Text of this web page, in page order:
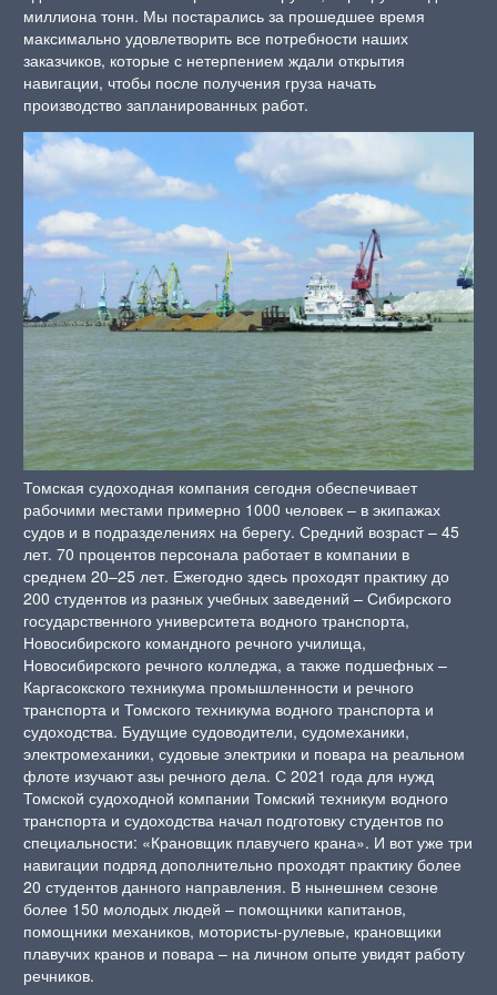
миллиона тонн. Мы постарались за прошедшее время
максимально удовлетворить все потребности наших
заказчиков, которые с нетерпением ждали открытия
навигации, чтобы после получения груза начать
производство запланированных работ.
Томская судоходная компания сегодня обеспечивает
рабочими местами примерно 1000 человек – в экипажах
судов и в подразделениях на берегу. Средний возраст – 45
лет. 70 процентов персонала работает в компании в
среднем 20–25 лет. Ежегодно здесь проходят практику до
200 студентов из разных учебных заведений – Сибирского
государственного университета водного транспорта,
Новосибирского командного речного училища,
Новосибирского речного колледжа, а также подшефных –
Каргасокского техникума промышленности и речного
транспорта и Томского техникума водного транспорта и
судоходства. Будущие судоводители, судомеханики,
электромеханики, судовые электрики и повара на реальном
флоте изучают азы речного дела. С 2021 года для нужд
Томской судоходной компании Томский техникум водного
транспорта и судоходства начал подготовку студентов по
специальности: «Крановщик плавучего крана». И вот уже три
навигации подряд дополнительно проходят практику более
20 студентов данного направления. В нынешнем сезоне
более 150 молодых людей – помощники капитанов,
помощники механиков, мотористы-рулевые, крановщики
плавучих кранов и повара – на личном опыте увидят работу
речников.